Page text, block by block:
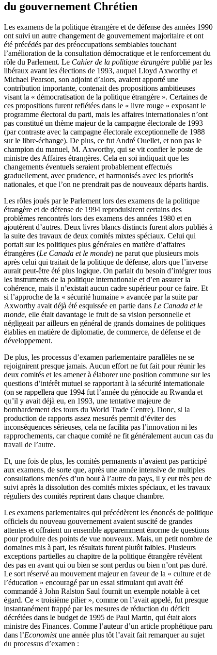
du gouvernement Chrétien
Les examens de la politique étrangère et de défense des années 1990
ont suivi un autre changement de gouvernement majoritaire et ont
été précédés par des préoccupations semblables touchant
l’amélioration de la consultation démocratique et le renforcement du
rôle du Parlement. Le Cahier de la politique étrangère publié par les
libéraux avant les élections de 1993, auquel Lloyd Axworthy et
Michael Pearson, son adjoint d’alors, avaient apporté une
contribution importante, contenait des propositions ambitieuses
visant la « démocratisation de la politique étrangère ». Certaines de
ces propositions furent reflétées dans le « livre rouge » exposant le
programme électoral du parti, mais les affaires internationales n’ont
pas constitué un thème majeur de la campagne électorale de 1993
(par contraste avec la campagne électorale exceptionnelle de 1988
sur le libre-échange). De plus, ce fut André Ouellet, et non pas le
champion du manuel, M. Axworthy, qui se vit confier le poste de
ministre des Affaires étrangères. Cela en soi indiquait que les
changements éventuels seraient probablement effectués
graduellement, avec prudence, et harmonisés avec les priorités
nationales, et que l’on ne prendrait pas de nouveaux départs hardis.
Les rôles joués par le Parlement lors des examens de la politique
étrangère et de défense de 1994 reproduisirent certains des
problèmes rencontrés lors des examens des années 1980 et en
ajoutèrent d’autres. Deux livres blancs distincts furent alors publiés à
la suite des travaux de deux comités mixtes spéciaux. Celui qui
portait sur les politiques plus générales en matière d’affaires
étrangères (Le Canada et le monde) ne parut que plusieurs mois
après celui qui traitait de la politique de défense, alors que l’inverse
aurait peut-être été plus logique. On parlait du besoin d’intégrer tous
les instruments de la politique internationale et d’en assurer la
cohérence, mais il n’existait aucun cadre supérieur pour ce faire. Et
si l’approche de la « sécurité humaine » avancée par la suite par
Axworthy avait déjà été esquissée en partie dans Le Canada et le
monde, elle était davantage le fruit de sa vision personnelle et
négligeait par ailleurs en général de grands domaines de politiques
établies en matière de diplomatie, de commerce, de défense et de
développement.
De plus, les processus d’examen parlementaire parallèles ne se
rejoignirent presque jamais. Aucun effort ne fut fait pour réunir les
deux comités et les amener à élaborer une position commune sur les
questions d’intérêt mutuel se rapportant à la sécurité internationale
(on se rappellera que 1994 fut l’année du génocide au Rwanda et
qu’il y avait déjà eu, en 1993, une tentative majeure de
bombardement des tours du World Trade Centre). Donc, si la
production de rapports assez mesurés permit d’éviter des
inconséquences sérieuses, cela ne facilita pas l’innovation ni les
rapprochements, car chaque comité ne fit généralement aucun cas du
travail de l’autre.
Et, une fois de plus, les comités permanents n’avaient pas participé
aux examens, de sorte que, après une année intensive de multiples
consultations menées d’un bout à l’autre du pays, il y eut très peu de
suivi après la dissolution des comités mixtes spéciaux, et les travaux
réguliers des comités reprirent dans chaque chambre.
Les examens parlementaires qui précédèrent les énoncés de politique
officiels du nouveau gouvernement avaient suscité de grandes
attentes et offraient un ensemble apparemment énorme de questions
pour produire des points de vue nouveaux. Mais, un petit nombre de
domaines mis à part, les résultats furent plutôt faibles. Plusieurs
exceptions partielles au chapitre de la politique étrangère révèlent
des pas en avant qui ou bien se sont perdus ou bien n’ont pas duré.
Le sort réservé au mouvement majeur en faveur de la « culture et de
l’éducation » encouragé par un essai stimulant qui avait été
commandé à John Ralston Saul fournit un exemple notable à cet
égard. Ce « troisième pilier », comme on l’avait appelé, fut presque
instantanément frappé par les mesures de réduction du déficit
décrétées dans le budget de 1995 de Paul Martin, qui était alors
ministre des Finances. Comme l’auteur d’un article prophétique paru
dans l’Economistune année plus tôt l’avait fait remarquer au sujet
du processus d’examen :